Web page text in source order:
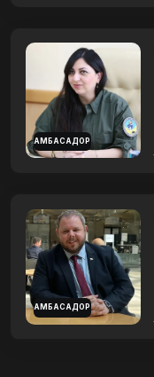
АМБАСАДОР
АМБАСАДОР